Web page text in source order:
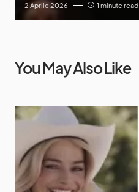
2 Aprile 2026 1 minute read
You May Also Like